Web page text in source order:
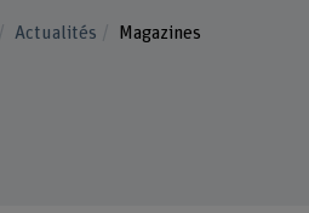
Actualités Magazines